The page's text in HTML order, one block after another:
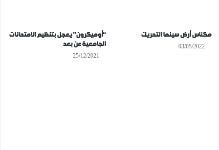
مكناس أرض سينما التحريك
03/05/2022
“أوميكرون” يعجل بتنظيم الامتحانات
الجامعية عن بعد
25/12/2021